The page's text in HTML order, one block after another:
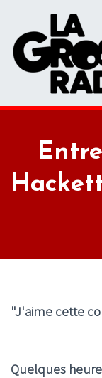
"J'aime cette
Quelques